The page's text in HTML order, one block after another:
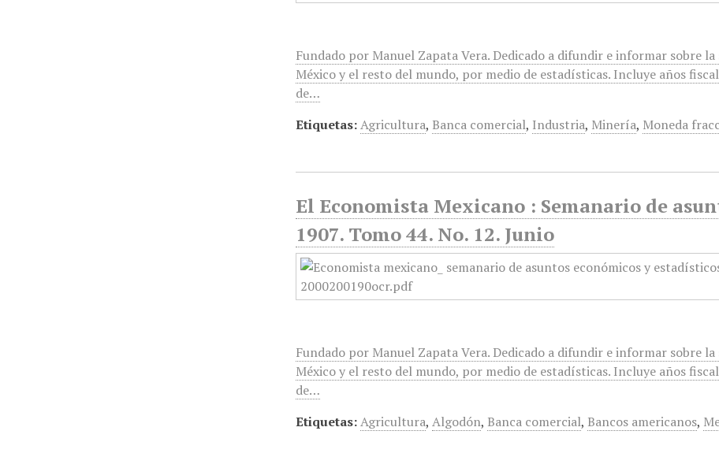
Fundado por Manuel Zapata Vera. Dedicado a difundir e informar sobre
México y el resto del mundo, por medio de estadísticas. Incluye años
de…
Etiquetas:Agricultura, Banca comercial, Industria, Minería, Moneda
El Economista Mexicano : Semanario de
1907. Tomo 44. No. 12. Junio
Fundado por Manuel Zapata Vera. Dedicado a difundir e informar sobre
México y el resto del mundo, por medio de estadísticas. Incluye años
de…
Etiquetas:Agricultura,Algodón, Banca comercial, Bancos americanos,